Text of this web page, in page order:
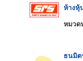
ห้างหุ้
หมวด
ธนมิต